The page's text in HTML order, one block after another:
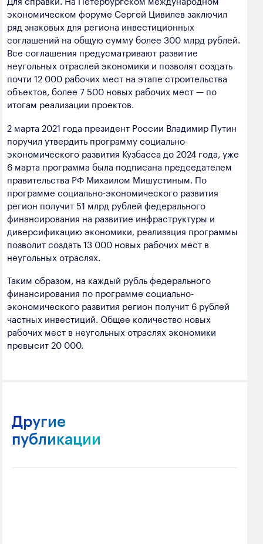
экономическом форуме Сергей Цивилев заключил
ряд знаковых для региона инвестиционных
соглашений на общую сумму более 300 млрд рублей.
Все соглашения предусматривают развитие
неугольных отраслей экономики и позволят создать
почти 12 000 рабочих мест на этапе строительства
объектов, более 7 500 новых рабочих мест — по
итогам реализации проектов.
2 марта 2021 года президент России Владимир Путин
поручил утвердить программу социально-
экономического развития Кузбасса до 2024 года, уже
6 марта программа была подписана председателем
правительства РФ Михаилом Мишустиным. По
программе социально-экономического развития
регион получит 51 млрд рублей федерального
финансирования на развитие инфраструктуры и
диверсификацию экономики, реализация программы
позволит создать 13 000 новых рабочих мест в
неугольных отраслях.
Таким образом, на каждый рубль федерального
финансирования по программе социально-
экономического развития регион получит 6 рублей
частных инвестиций. Общее количество новых
рабочих мест в неугольных отраслях экономики
превысит 20 000.
Другие
публикации